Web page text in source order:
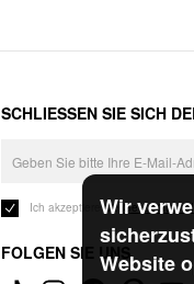
Wir
Website
SCHLIESSEN SIE SICH
Ich akzeptiere die
FOLGEN SIE UNS